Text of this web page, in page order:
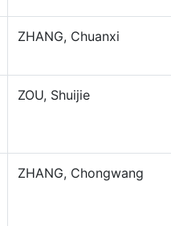
ZHANG, Chuanxi
ZOU, Shuijie
ZHANG, Chongwang